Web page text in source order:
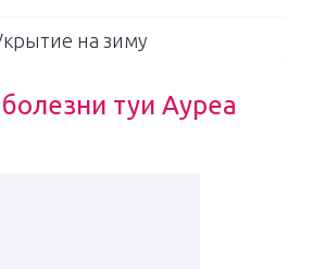
на зиму
туи Ауреа